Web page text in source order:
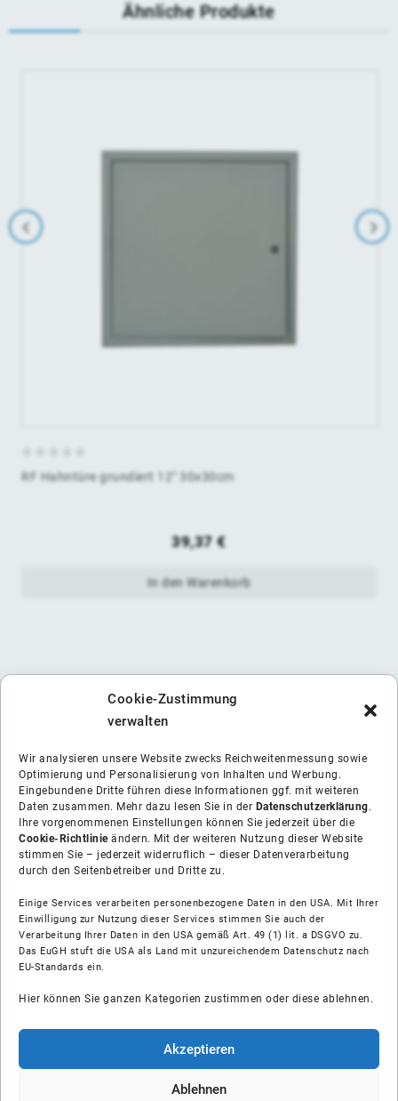
Cookie-Zustimmung
verwalten
Wir analysieren unsere Website zwecks Reichweitenmessung sowie
Optimierung und Personalisierung von Inhalten und Werbung.
Eingebundene Dritte führen diese Informationen ggf. mit weiteren
Daten zusammen. Mehr dazu lesen Sie in der Datenschutzerklärung.
Ihre vorgenommenen Einstellungen können Sie jederzeit über die
Cookie-Richtlinieändern. Mit der weiteren Nutzung dieser Website
stimmen Sie – jederzeit widerruflich – dieser Datenverarbeitung
durch den Seitenbetreiber und Dritte zu.
Einige Services verarbeiten personenbezogene Daten in den USA. Mit Ihrer
Einwilligung zur Nutzung dieser Services stimmen Sie auch der
Verarbeitung Ihrer Daten in den USA gemäß Art. 49 (1) lit. a DSGVO zu.
Das EuGH stuft die USA als Land mit unzureichendem Datenschutz nach
EU-Standards ein.
Hier können Sie ganzen Kategorien zustimmen oder diese ablehnen.
Akzeptieren
Ablehnen
Ähnliche Produkte
RF Hahntüre grundiert 12" 30x30cm
39,37€
In den Warenkorb
Über uns
Soziale Medien